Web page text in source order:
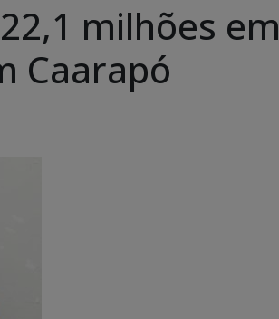
milhões em
Caarapó